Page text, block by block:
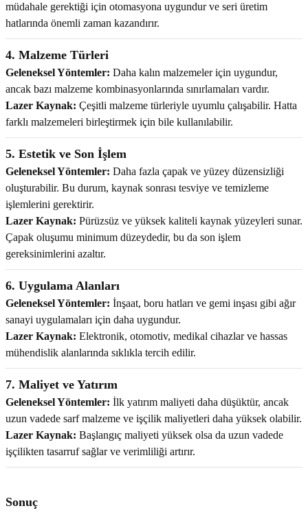
müdahale gerektiği için otomasyona uygundur ve seri üretim
hatlarında önemli zaman kazandırır.
4. Malzeme Türleri
Geleneksel Yöntemler: Daha kalın malzemeler için uygundur,
ancak bazı malzeme kombinasyonlarında sınırlamaları vardır.
Lazer Kaynak: Çeşitli malzeme türleriyle uyumlu çalışabilir. Hatta
farklı malzemeleri birleştirmek için bile kullanılabilir.
5. Estetik ve Son İşlem
Geleneksel Yöntemler: Daha fazla çapak ve yüzey düzensizliği
oluşturabilir. Bu durum, kaynak sonrası tesviye ve temizleme
işlemlerini gerektirir.
Lazer Kaynak: Pürüzsüz ve yüksek kaliteli kaynak yüzeyleri sunar.
Çapak oluşumu minimum düzeydedir, bu da son işlem
gereksinimlerini azaltır.
6. Uygulama Alanları
Geleneksel Yöntemler: İnşaat, boru hatları ve gemi inşası gibi ağır
sanayi uygulamaları için daha uygundur.
Lazer Kaynak: Elektronik, otomotiv, medikal cihazlar ve hassas
mühendislik alanlarında sıklıkla tercih edilir.
7. Maliyet ve Yatırım
Geleneksel Yöntemler: İlk yatırım maliyeti daha düşüktür, ancak
uzun vadede sarf malzeme ve işçilik maliyetleri daha yüksek olabilir.
Lazer Kaynak: Başlangıç maliyeti yüksek olsa da uzun vadede
işçilikten tasarruf sağlar ve verimliliği artırır.
Sonuç